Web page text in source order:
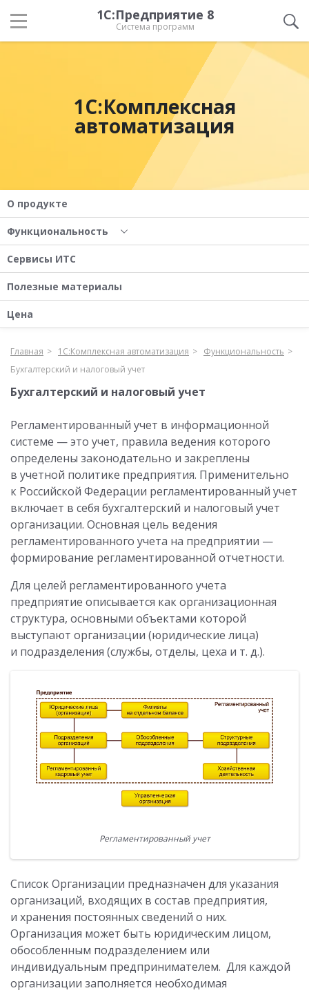
1С:Предприятие 8
Система программ
1С:Комплексная
автоматизация
О продукте
Функциональность
Сервисы ИТС
Полезные материалы
Цена
Главная 1С:Комплексная автоматизация
Функциональность
Бухгалтерский и налоговый учет
Бухгалтерский и налоговый учет
Регламентированный учет в информационной
системе — это учет, правила ведения которого
определены законодательно и закреплены
в учетной политике предприятия. Применительно
к Российской Федерации регламентированный учет
включает в себя бухгалтерский и налоговый учет
организации. Основная цель ведения
регламентированного учета на предприятии —
формирование регламентированной отчетности.
Для целей регламентированного учета
предприятие описывается как организационная
структура, основными объектами которой
выступают организации (юридические лица)
и подразделения (службы, отделы, цеха и т. д.).
Регламентированный учет
Список Организации предназначен для указания
организаций, входящих в состав предприятия,
и хранения постоянных сведений о них.
Организация может быть юридическим лицом,
обособленным подразделением или
индивидуальным предпринимателем. Для каждой
организации заполняется необходимая